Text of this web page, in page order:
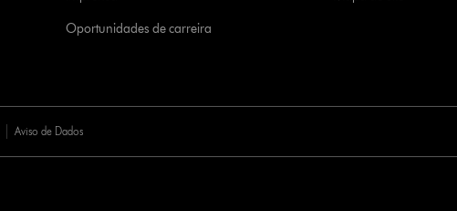
Oportunidades de carreira
Aviso de Dados